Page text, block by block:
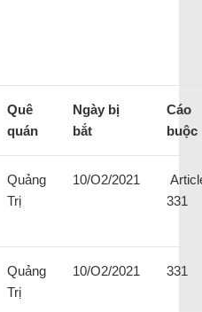
Quê
quán
Ngày bị
bắt
Cáo
buộc
Quảng
Trị
10/O2/2021
331
Quảng
Trị
10/O2/2021 331